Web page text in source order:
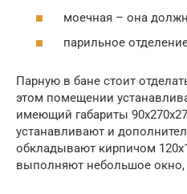
моечная – она
парильное
Парную в бане стоит
этом помещении
имеющий габариты
устанавливают и
обкладывают кирпичом
выполняют небольшое